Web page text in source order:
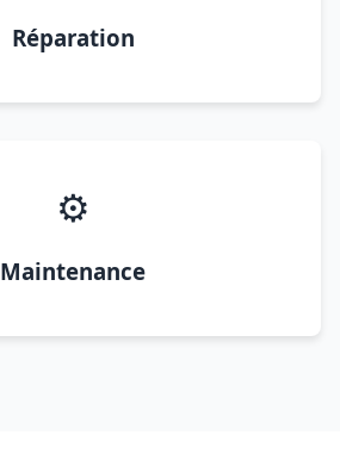
Réparation
⚙️
Maintenance